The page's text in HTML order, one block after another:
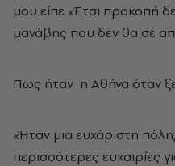
μου είπε «Έτσι προκοπή
μανάβης που δεν θα σε
Πως ήταν η Αθήνα όταν
«Ήταν μια ευχάριστη
περισσότερες ευκαιρίες